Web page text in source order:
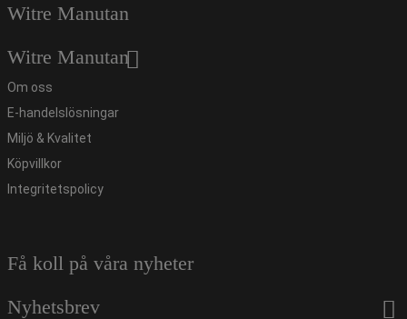
Witre Manutan
Witre Manutan
Om oss
E-handelslösningar
Miljö & Kvalitet
Köpvillkor
Integritetspolicy
Få koll på våra nyheter
Nyhetsbrev